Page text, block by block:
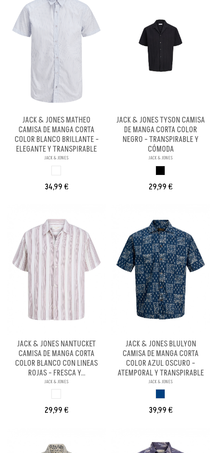
JACK & JONES MATHEO
CAMISA DE MANGA CORTA
COLOR BLANCO BRILLANTE -
ELEGANTE Y TRANSPIRABLE
JACK & JONES
34,99 €
JACK & JONES TYSON CAMISA
DE MANGA CORTA COLOR
NEGRO - TRANSPIRABLE Y
CÓMODA
JACK & JONES
29,99 €
JACK & JONES NANTUCKET
CAMISA DE MANGA CORTA
COLOR BLANCO CON LINEAS
ROJAS - FRESCA Y...
JACK & JONES
29,99 €
JACK & JONES BLULYON
CAMISA DE MANGA CORTA
COLOR AZUL OSCURO -
ATEMPORAL Y TRANSPIRABLE
JACK & JONES
39,99 €